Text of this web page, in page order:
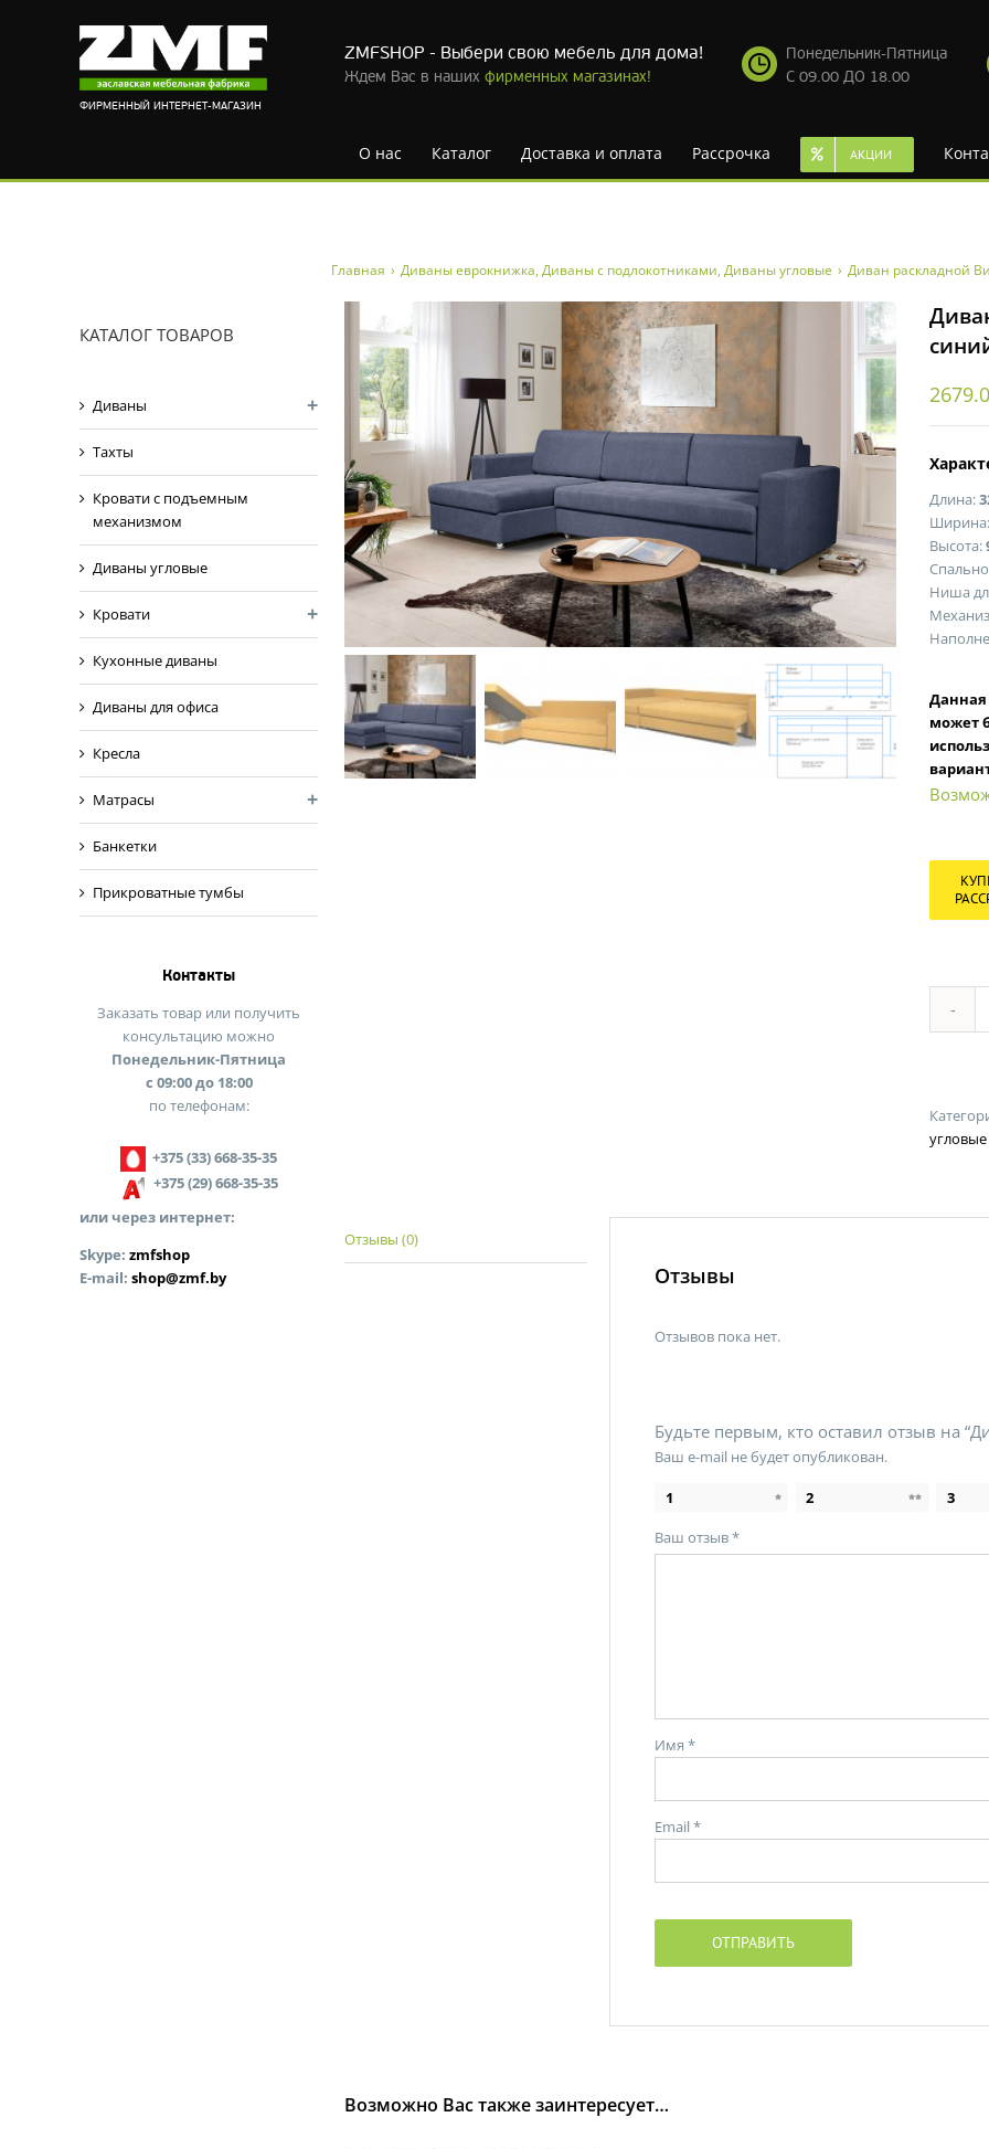
ФИРМЕННЫЙ ИНТЕРНЕТ-МАГАЗИН
ZMFSHOP - Выбери свою мебель для дома!
Ждем Вас в наших фирменных магазинах!
Понедельник-Пятница
С 09.00 ДО 18.00
О нас Каталог Доставка и оплата Рассрочка АКЦИИ
Главная › Диваны еврокнижка, Диваны с подлокотниками, Диваны угловые › Диван раскладной
Длина:
Высота:
Ниша
Данная
может
угловые
Отзывы (0)
Отзывы
Отзывов пока нет.
Будьте первым, кто оставил отзыв на
Ваш e-mail не будет опубликован.
1 2 3
Ваш отзыв*
Имя *
Email*
Возможно Вас также заинтересует…
КАТАЛОГ ТОВАРОВ
Диваны
Тахты
Кровати с подъемным
механизмом
Диваны угловые
Кровати
Кухонные диваны
Диваны для офиса
Кресла
Матрасы
Банкетки
Прикроватные тумбы
Контакты
Заказать товар или получить
консультацию можно
Понедельник-Пятница
с 09:00 до 18:00
по телефонам:
+375 (33) 668-35-35
+375 (29) 668-35-35
или через интернет:
Skype: zmfshop
E-mail: shop@zmf.by